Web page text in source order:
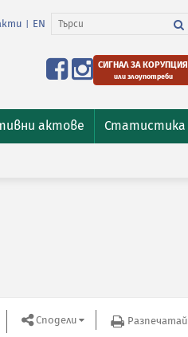
EN
СИГНАЛ ЗА КОРУПЦИЯ
или злоупотреби
актове Статистика
Сподели Разпечатай